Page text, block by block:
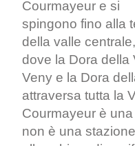
Courmayeur e si
spingono fino alla
della valle centrale,
dove la Dora della
Veny e la Dora
attraversa tutta la
Courmayeur è
non è una